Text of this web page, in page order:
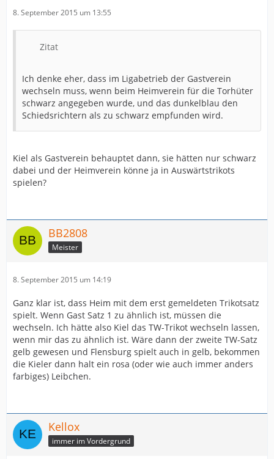
8. September 2015 um 13:55
Zitat
Ich denke eher, dass im Ligabetrieb der Gastverein
wechseln muss, wenn beim Heimverein für die Torhüter
schwarz angegeben wurde, und das dunkelblau den
Schiedsrichtern als zu schwarz empfunden wird.
Kiel als Gastverein behauptet dann, sie hätten nur schwarz
dabei und der Heimverein könne ja in Auswärtstrikots
spielen?
BB2808
Meister
8. September 2015 um 14:19
Ganz klar ist, dass Heim mit dem erst gemeldeten Trikotsatz
spielt. Wenn Gast Satz 1 zu ähnlich ist, müssen die
wechseln. Ich hätte also Kiel das TW-Trikot wechseln lassen,
wenn mir das zu ähnlich ist. Wäre dann der zweite TW-Satz
gelb gewesen und Flensburg spielt auch in gelb, bekommen
die Kieler dann halt ein rosa (oder wie auch immer anders
farbiges) Leibchen.
Kellox
immer im Vordergrund